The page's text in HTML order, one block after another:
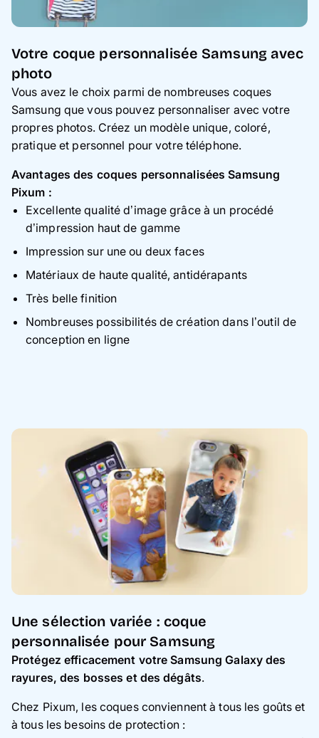
Votre coque personnalisée Samsung avec
photo
Vous avez le choix parmi de nombreuses coques
Samsung que vous pouvez personnaliser avec votre
propres photos. Créez un modèle unique, coloré,
pratique et personnel pour votre téléphone.
Avantages des coques personnalisées Samsung
Pixum :
Excellente qualité d’image grâce à un procédé
d’impression haut de gamme
Impression sur une ou deux faces
Matériaux de haute qualité, antidérapants
Très belle finition
Nombreuses possibilités de création dans l’outil de
conception en ligne
Une sélection variée : coque
personnalisée pour Samsung
Protégez efficacement votre Samsung Galaxy des
rayures, des bosses et des dégâts.
Chez Pixum, les coques conviennent à tous les goûts et
à tous les besoins de protection :